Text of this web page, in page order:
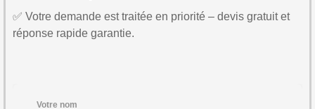
✅ Votre demande est traitée en priorité – devis gratuit et
réponse rapide garantie.
Votre nom